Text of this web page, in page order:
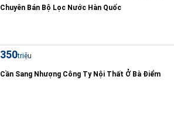
Chuyên Bán Bộ Lọc Nước Hàn Quốc
350triệu
Cần Sang Nhượng Công Ty Nội Thất Ở Bà Điểm